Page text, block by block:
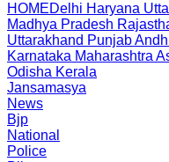
HOMEDelhi Haryana
Madhya Pradesh
Uttarakhand Punjab
Karnataka Maharashtra
Odisha Kerala
Jansamasya
News
Bjp
National
Police